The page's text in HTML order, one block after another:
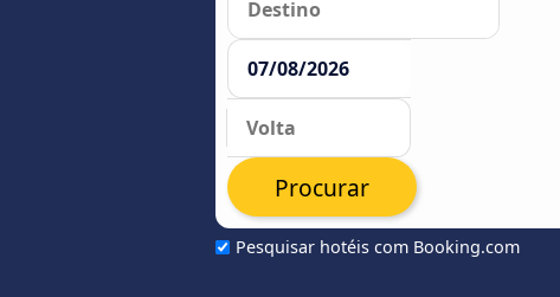
Pesquisar hotéis com Booking.com
Procurar